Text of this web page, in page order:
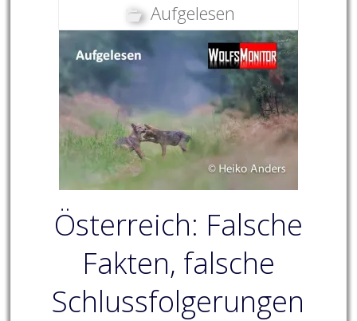
Aufgelesen
Österreich: Falsche
Fakten, falsche
Schlussfolgerungen